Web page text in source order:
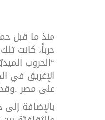
منذ ما قبل
حرباً، كانت تلك
“الحروب
الإغريق في
على مصر.وقد
بالإضافة إلى